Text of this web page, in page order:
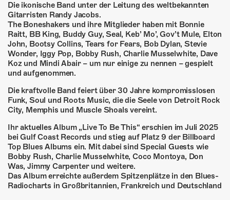
ÜBER UNS
GÖNNEREI
SHOP
MITMACHEN
Die ikonische Band unter der Leitung des weltbekannten
Gitarristen Randy Jacobs.
The Boneshakers und ihre Mitglieder haben mit Bonnie
Raitt, BB King, Buddy Guy, Seal, Keb’ Mo’, Gov’t Mule, Elton
John, Bootsy Collins, Tears for Fears, Bob Dylan, Stevie
Wonder, Iggy Pop, Bobby Rush, Charlie Musselwhite, Dave
Koz und Mindi Abair – um nur einige zu nennen – gespielt
und aufgenommen.
Die kraftvolle Band feiert über 30 Jahre kompromisslosen
Funk, Soul und Roots Music, die die Seele von Detroit Rock
City, Memphis und Muscle Shoals vereint.
Ihr aktuelles Album „Live To Be This“ erschien im Juli 2025
bei Gulf Coast Records und stieg auf Platz 9 der Billboard
Top Blues Albums ein. Mit dabei sind Special Guests wie
Bobby Rush, Charlie Musselwhite, Coco Montoya, Don
Was, Jimmy Carpenter und weitere.
Das Album erreichte außerdem Spitzenplätze in den Blues-
Radiocharts in Großbritannien, Frankreich und Deutschland